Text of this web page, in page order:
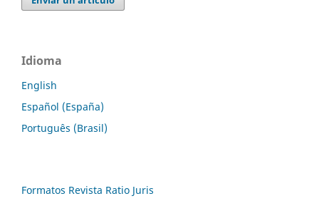
Idioma
English
Español (España)
Português (Brasil)
Formatos Revista Ratio Juris